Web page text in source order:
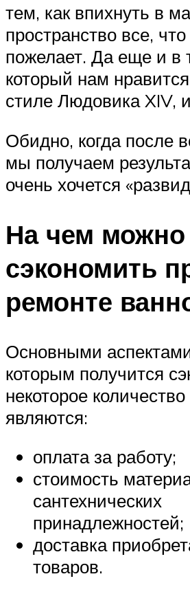
тем, как впихнуть в
пространство все,
пожелает. Да еще и в
который нам
стиле Людовика XIV,
Обидно, когда после
мы получаем
очень хочется
На чем можно
сэкономить
ремонте
Основными
которым получится
некоторое
являются:
оплата за работу;
стоимость
сантехнических
принадлежностей;
доставка
товаров.